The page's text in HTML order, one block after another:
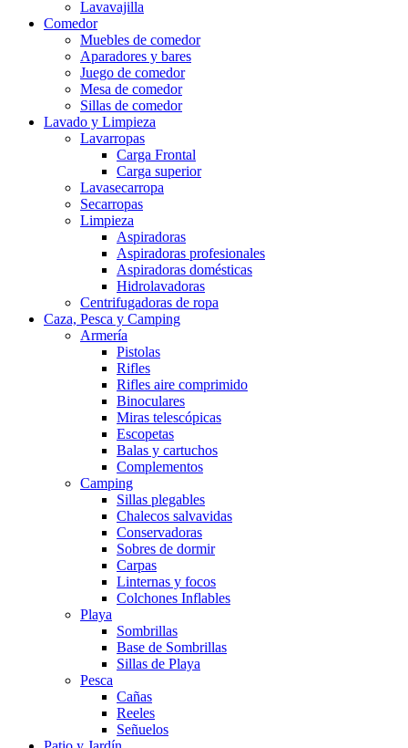
Lavavajilla
Comedor
Muebles de comedor
Aparadores y bares
Juego de comedor
Mesa de comedor
Sillas de comedor
Lavado y Limpieza
Lavarropas
Carga Frontal
Carga superior
Lavasecarropa
Secarropas
Limpieza
Aspiradoras
Aspiradoras profesionales
Aspiradoras domésticas
Hidrolavadoras
Centrifugadoras de ropa
Caza, Pesca y Camping
Armería
Pistolas
Rifles
Rifles aire comprimido
Binoculares
Miras telescópicas
Escopetas
Balas y cartuchos
Complementos
Camping
Sillas plegables
Chalecos salvavidas
Conservadoras
Sobres de dormir
Carpas
Linternas y focos
Colchones Inflables
Playa
Sombrillas
Base de Sombrillas
Sillas de Playa
Pesca
Cañas
Reeles
Señuelos